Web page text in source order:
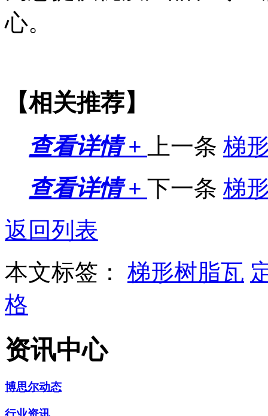
心。
【相关推荐】
查看详情 + 上一条 梯
查看详情 + 下一条 梯
返回列表
本文标签： 梯形树脂瓦
格
资讯中心
博思尔动态